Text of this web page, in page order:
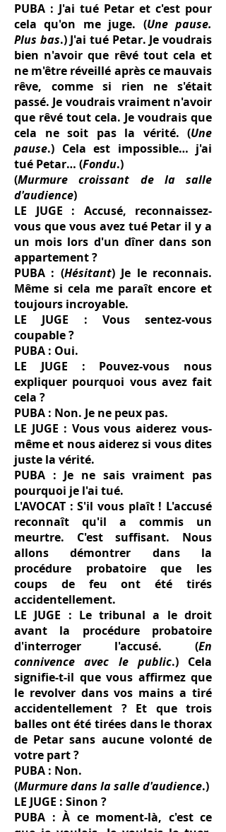
PUBA : J'ai tué Petar et c'est pour
cela qu'on me juge. (Une pause.
Plus bas.) J'ai tué Petar. Je voudrais
bien n'avoir que rêvé tout cela et
ne m'être réveillé après ce mauvais
rêve, comme si rien ne s'était
passé. Je voudrais vraiment n'avoir
que rêvé tout cela. Je voudrais que
cela ne soit pas la vérité. (Une
pause.) Cela est impossible… j'ai
tué Petar… (Fondu.)
(Murmure croissant de la salle
d'audience)
LE JUGE : Accusé, reconnaissez-
vous que vous avez tué Petar il y a
un mois lors d'un dîner dans son
appartement ?
PUBA : (Hésitant) Je le reconnais.
Même si cela me paraît encore et
toujours incroyable.
LE JUGE : Vous sentez-vous
coupable ?
PUBA : Oui.
LE JUGE : Pouvez-vous nous
expliquer pourquoi vous avez fait
cela ?
PUBA : Non. Je ne peux pas.
LE JUGE : Vous vous aiderez vous-
même et nous aiderez si vous dites
juste la vérité.
PUBA : Je ne sais vraiment pas
pourquoi je l'ai tué.
L'AVOCAT : S'il vous plaît ! L'accusé
reconnaît qu'il a commis un
meurtre. C'est suffisant. Nous
allons démontrer dans la
procédure probatoire que les
coups de feu ont été tirés
accidentellement.
LE JUGE : Le tribunal a le droit
avant la procédure probatoire
d'interroger l'accusé. (En
connivence avec le public.) Cela
signifie-t-il que vous affirmez que
le revolver dans vos mains a tiré
accidentellement ? Et que trois
balles ont été tirées dans le thorax
de Petar sans aucune volonté de
votre part ?
PUBA : Non.
(Murmure dans la salle d'audience.)
LE JUGE : Sinon ?
PUBA : À ce moment-là, c'est ce